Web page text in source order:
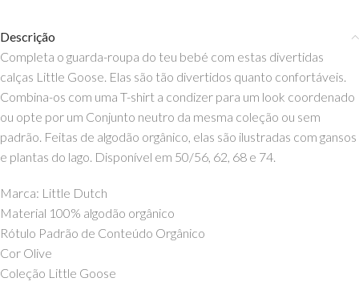
Descrição
Completa o guarda-roupa do teu bebé com estas divertidas
calças Little Goose. Elas são tão divertidos quanto confortáveis.
Combina-os com uma T-shirt a condizer para um look coordenado
ou opte por um Conjunto neutro da mesma coleção ou sem
padrão. Feitas de algodão orgânico, elas são ilustradas com gansos
e plantas do lago. Disponível em 50/56, 62, 68 e 74.
Marca: Little Dutch
Material 100% algodão orgânico
Rótulo Padrão de Conteúdo Orgânico
Cor Olive
Coleção Little Goose